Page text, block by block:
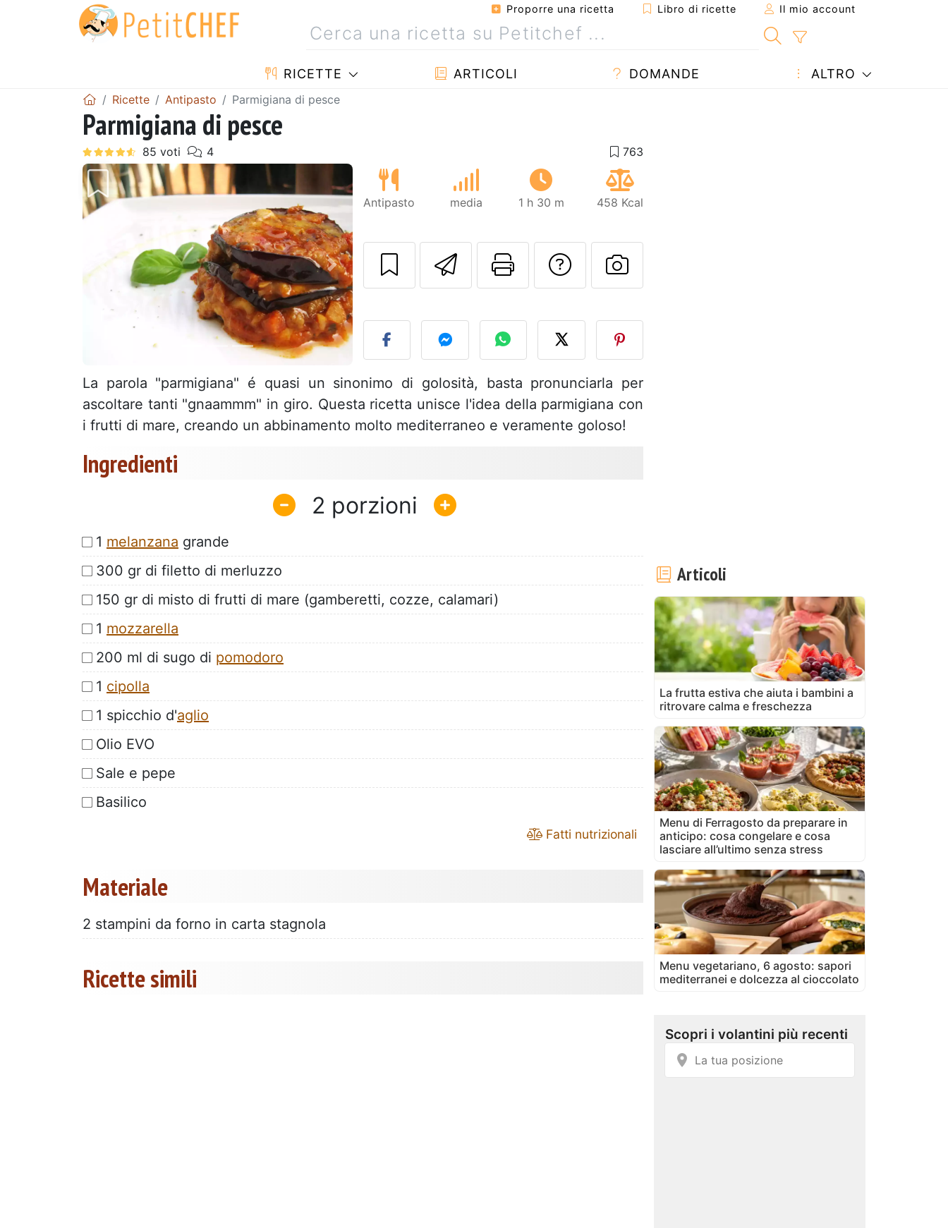
Proporre una ricetta Libro di ricette Il mio account
RICETTE ARTICOLI DOMANDE ALTRO
Ricette Antipasto Parmigiana di pesce
Parmigiana di pesce
Precedente Prossimo
Antipasto media 1 h 30 m 458 Kcal
Invia questa ricetta ad un amico
Stampa la ricetta
Contatta l'autore della Ricetta
Pubblica la foto di questa
La parola "parmigiana" é quasi un sinonimo di golosità, basta pronunciarla per
ascoltare tanti "gnaammm" in giro. Questa ricetta unisce l'idea della parmigiana con
i frutti di mare, creando un abbinamento molto mediterraneo e veramente goloso!
Ingredienti
2
1 melanzana grande
300 gr di filetto di merluzzo
150 gr di misto di frutti di mare (gamberetti, cozze, calamari)
1 mozzarella
200 ml di sugo di pomodoro
1 cipolla
1 spicchio d'aglio
Olio EVO
Sale e pepe
Basilico
Fatti nutrizionali
Materiale
2 stampini da forno in carta stagnola
Ricette simili
Articoli
La frutta estiva che aiuta i bambini a
ritrovare calma e freschezza
Menu di Ferragosto da preparare in
anticipo: cosa congelare e cosa
lasciare all’ultimo senza stress
Menu vegetariano, 6 agosto: sapori
mediterranei e dolcezza al cioccolato